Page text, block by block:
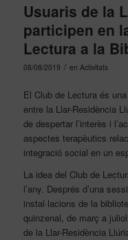
Usuaris de la
participen en
Lectura a la
08/08/2019 / en Activitats
El Club de Lectura és
entre la Llar-Residència
de despertar l’interès i
aspectes terapèutics
integració social en un
La idea del Club de
l’any. Després d’una
instal·lacions de la
quinzenal, de març a
de la Llar-Residència